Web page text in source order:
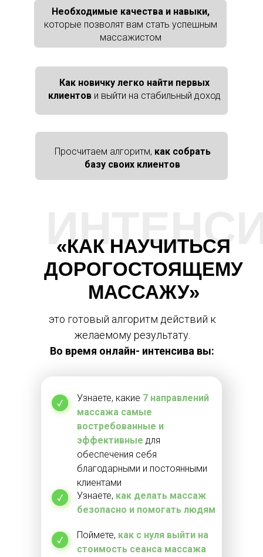
Необходимые качества и навыки,
которые позволят вам стать успешным
массажистом
Как новичку легко найти первых
клиентов и выйти на стабильный доход
Просчитаем алгоритм, как собрать
базу своих клиентов
«КАК НАУЧИТЬСЯ
ДОРОГОСТОЯЩЕМУ
МАССАЖУ»
это готовый алгоритм действий к
желаемому результату.
Во время онлайн- интенсива вы:
Узнаете, какие 7 направлений
массажа самые
востребованные и
эффективные для
обеспечения себя
благодарными и постоянными
клиентами
Узнаете, как делать массаж
безопасно и помогать людям
Поймете, как с нуля выйти на
стоимость сеанса массажа